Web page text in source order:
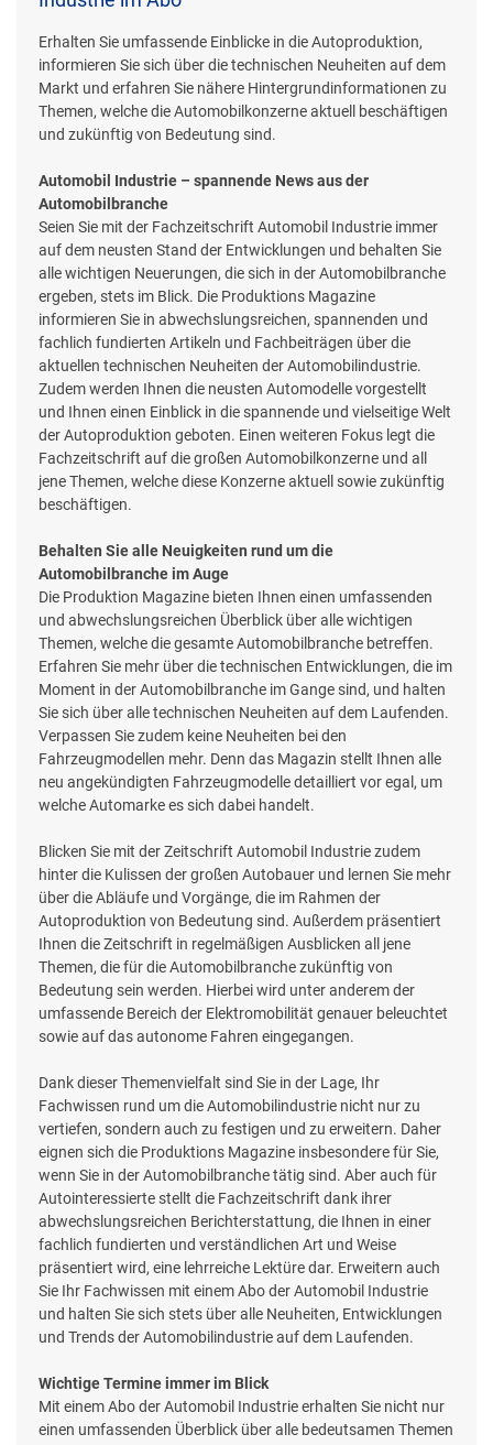
Erhalten Sie umfassende Einblicke in die Autoproduktion,
informieren Sie sich über die technischen Neuheiten auf dem
Markt und erfahren Sie nähere Hintergrundinformationen zu
Themen, welche die Automobilkonzerne aktuell beschäftigen
und zukünftig von Bedeutung sind.
Automobil Industrie – spannende News aus der
Automobilbranche
Seien Sie mit der Fachzeitschrift Automobil Industrie immer
auf dem neusten Stand der Entwicklungen und behalten Sie
alle wichtigen Neuerungen, die sich in der Automobilbranche
ergeben, stets im Blick. Die Produktions Magazine
informieren Sie in abwechslungsreichen, spannenden und
fachlich fundierten Artikeln und Fachbeiträgen über die
aktuellen technischen Neuheiten der Automobilindustrie.
Zudem werden Ihnen die neusten Automodelle vorgestellt
und Ihnen einen Einblick in die spannende und vielseitige Welt
der Autoproduktion geboten. Einen weiteren Fokus legt die
Fachzeitschrift auf die großen Automobilkonzerne und all
jene Themen, welche diese Konzerne aktuell sowie zukünftig
beschäftigen.
Behalten Sie alle Neuigkeiten rund um die
Automobilbranche im Auge
Die Produktion Magazine bieten Ihnen einen umfassenden
und abwechslungsreichen Überblick über alle wichtigen
Themen, welche die gesamte Automobilbranche betreffen.
Erfahren Sie mehr über die technischen Entwicklungen, die im
Moment in der Automobilbranche im Gange sind, und halten
Sie sich über alle technischen Neuheiten auf dem Laufenden.
Verpassen Sie zudem keine Neuheiten bei den
Fahrzeugmodellen mehr. Denn das Magazin stellt Ihnen alle
neu angekündigten Fahrzeugmodelle detailliert vor egal, um
welche Automarke es sich dabei handelt.
Blicken Sie mit der Zeitschrift Automobil Industrie zudem
hinter die Kulissen der großen Autobauer und lernen Sie mehr
über die Abläufe und Vorgänge, die im Rahmen der
Autoproduktion von Bedeutung sind. Außerdem präsentiert
Ihnen die Zeitschrift in regelmäßigen Ausblicken all jene
Themen, die für die Automobilbranche zukünftig von
Bedeutung sein werden. Hierbei wird unter anderem der
umfassende Bereich der Elektromobilität genauer beleuchtet
sowie auf das autonome Fahren eingegangen.
Dank dieser Themenvielfalt sind Sie in der Lage, Ihr
Fachwissen rund um die Automobilindustrie nicht nur zu
vertiefen, sondern auch zu festigen und zu erweitern. Daher
eignen sich die Produktions Magazine insbesondere für Sie,
wenn Sie in der Automobilbranche tätig sind. Aber auch für
Autointeressierte stellt die Fachzeitschrift dank ihrer
abwechslungsreichen Berichterstattung, die Ihnen in einer
fachlich fundierten und verständlichen Art und Weise
präsentiert wird, eine lehrreiche Lektüre dar. Erweitern auch
Sie Ihr Fachwissen mit einem Abo der Automobil Industrie
und halten Sie sich stets über alle Neuheiten, Entwicklungen
und Trends der Automobilindustrie auf dem Laufenden.
Wichtige Termine immer im Blick
Mit einem Abo der Automobil Industrie erhalten Sie nicht nur
einen umfassenden Überblick über alle bedeutsamen Themen